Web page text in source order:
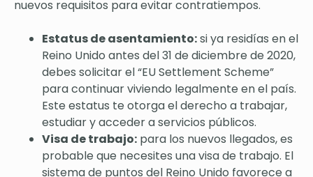
nuevos requisitos para evitar contratiempos.
Estatus de asentamiento:si ya residías en el
Reino Unido antes del 31 de diciembre de 2020,
debes solicitar el “EU Settlement Scheme”
para continuar viviendo legalmente en el país.
Este estatus te otorga el derecho a trabajar,
estudiar y acceder a servicios públicos.
Visa de trabajo: para los nuevos llegados, es
probable que necesites una visa de trabajo. El
sistema de puntos del Reino Unido favorece a